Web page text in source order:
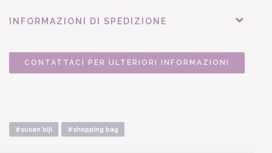
INFORMAZIONI DI SPEDIZIONE
CONTATTACI PER ULTERIORI INFORMAZIONI
#susan bijl #shopping bag